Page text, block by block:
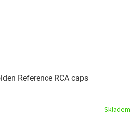
Reference RCA caps
Skladem